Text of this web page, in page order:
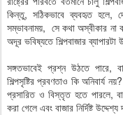
কিন্তু, সঠিকভাবে ব্যবহৃত হলে,
সম্ভাবনাময়, সে কথা অস্বীকার না
অদূর ভবিষ্যতে শিল্পবাজার
সঙ্গতভাবেই প্রশ্ন উঠতে পারে,
শিল্পসৃষ্টির প্রবণতাও কি অনিবার্য
প্রসারিত ও বিস্তৃত হতে পারলে,
করা গেলে এবং বাজার নির্দিষ্ট